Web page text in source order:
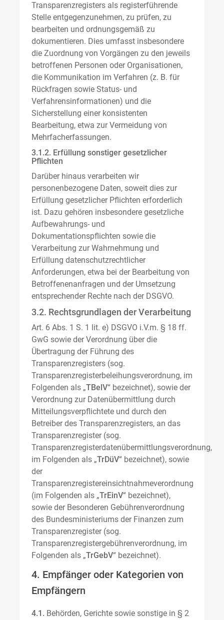
Transparenzregisters als registerführende
Stelle entgegenzunehmen, zu prüfen, zu
bearbeiten und ordnungsgemäß zu
dokumentieren. Dies umfasst insbesondere
die Zuordnung von Vorgängen zu den jeweils
betroffenen Personen oder Organisationen,
die Kommunikation im Verfahren (z. B. für
Rückfragen sowie Status- und
Verfahrensinformationen) und die
Sicherstellung einer konsistenten
Bearbeitung, etwa zur Vermeidung von
Mehrfacherfassungen.
3.1.2. Erfüllung sonstiger gesetzlicher
Pflichten
Darüber hinaus verarbeiten wir
personenbezogene Daten, soweit dies zur
Erfüllung gesetzlicher Pflichten erforderlich
ist. Dazu gehören insbesondere gesetzliche
Aufbewahrungs- und
Dokumentationspflichten sowie die
Verarbeitung zur Wahrnehmung und
Erfüllung datenschutzrechtlicher
Anforderungen, etwa bei der Bearbeitung von
Betroffenenanfragen und der Umsetzung
entsprechender Rechte nach der DSGVO.
3.2. Rechtsgrundlagen der Verarbeitung
Art. 6 Abs. 1 S. 1 lit. e) DSGVO i.V.m. § 18 ff.
GwG sowie der Verordnung über die
Übertragung der Führung des
Transparenzregisters (sog.
Transparenzregisterbeleihungsverordnung, im
Folgenden als „TBelV“ bezeichnet), sowie der
Verordnung zur Datenübermittlung durch
Mitteilungsverpflichtete und durch den
Betreiber des Transparenzregisters, an das
Transparenzregister (sog.
Transparenzregisterdatenübermittlungsverordnung,
im Folgenden als „TrDüV“ bezeichnet), sowie
der
Transparenzregistereinsichtnahmeverordnung
(im Folgenden als „TrEinV“ bezeichnet),
sowie der Besonderen Gebührenverordnung
des Bundesministeriums der Finanzen zum
Transparenzregister (sog.
Transparenzregistergebührenverordnung, im
Folgenden als „TrGebV“ bezeichnet).
4. Empfänger oder Kategorien von
Empfängern
4.1. Behörden, Gerichte sowie sonstige in § 2